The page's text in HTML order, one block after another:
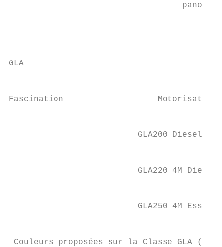
GLA
Fascination
GLA200 Diesel
GLA220 4M
GLA250 4M
Couleurs proposées sur la Classe GLA